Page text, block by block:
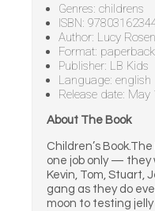
Genres: childrens
ISBN:
Author: Lucy Rosen
Format:
Publisher: LB Kids
Language: english
Release date: May
About The Book
Children’s
one job only — they
Kevin, Tom, Stuart,
gang as they do
moon to testing jelly